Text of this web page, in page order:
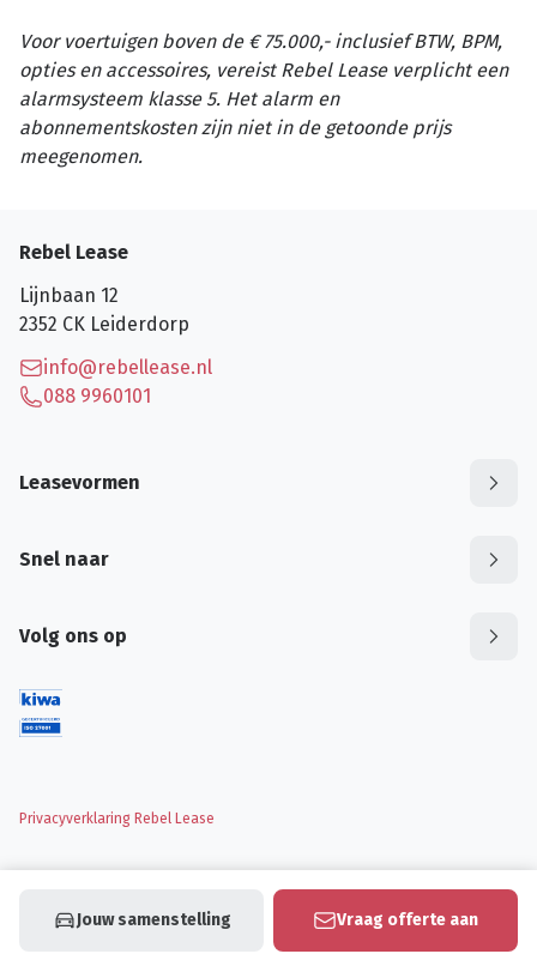
Jouw samenstelling Vraag offerte aan
Voor voertuigen boven de € 75.000,- inclusief BTW, BPM,
opties en accessoires, vereist Rebel Lease verplicht een
alarmsysteem klasse 5. Het alarm en
abonnementskosten zijn niet in de getoonde prijs
meegenomen.
Rebel Lease
Lijnbaan 12
2352 CK Leiderdorp
info@rebellease.nl
088 9960101
Leasevormen
Snel naar
Volg ons op
Privacyverklaring Rebel Lease